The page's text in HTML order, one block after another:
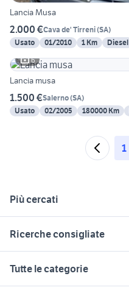
Lancia Musa
2.000 €Cava de' Tirreni(SA)
Usato
01/2010 1 Km Diesel
6
Lancia musa
1.500 €Salerno(SA)
Usato
02/2005 180000 Km
1
Più cercati
lancia musa auto
Torino
musa
Ricerche consigliate
renault megane 2012
Tutte le categorie